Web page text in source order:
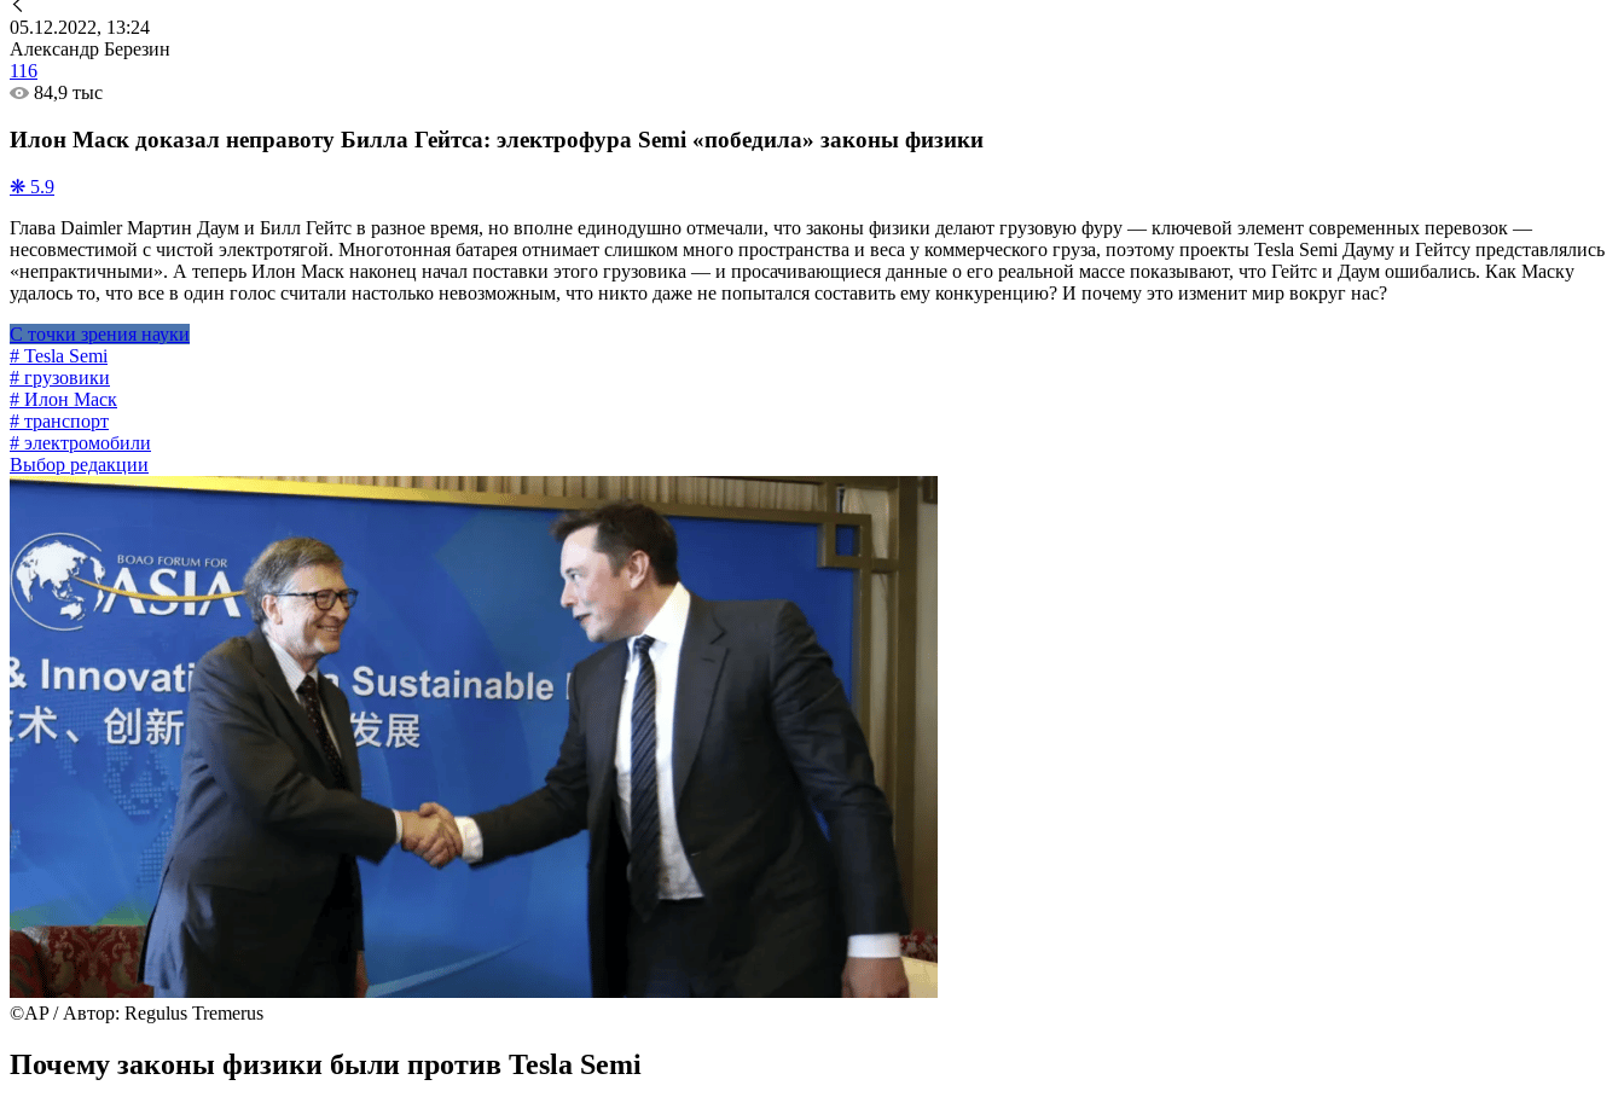
05.12.2022, 13:24
Александр Березин
116
84,9 тыс
Илон Маск доказал неправоту Билла Гейтса: электрофура Semi «победила» законы физики
❋ 5.9
Глава Daimler Мартин Даум и Билл Гейтс в разное время, но вполне единодушно отмечали, что законы физики делают грузовую фуру — ключевой элемент современных перевозок —
несовместимой с чистой электротягой. Многотонная батарея отнимает слишком много пространства и веса у коммерческого груза, поэтому проекты Tesla Semi Дауму и Гейтсу представлялись
«непрактичными». А теперь Илон Маск наконец начал поставки этого грузовика — и просачивающиеся данные о его реальной массе показывают, что Гейтс и Даум ошибались. Как Маску
удалось то, что все в один голос считали настолько невозможным, что никто даже не попытался составить ему конкуренцию? И почему это изменит мир вокруг нас?
С точки зрения науки
# Tesla Semi
# грузовики
# Илон Маск
# транспорт
# электромобили
Выбор редакции
©AP / Автор: Regulus Tremerus
Почему законы физики были против Tesla Semi